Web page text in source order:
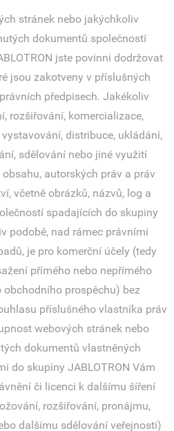
stránek nebo jakýchkoliv
dokumentů společností
jste povinni dodržovat
jsou zakotveny v příslušných
předpisech. Jakékoliv
rozšiřování, komercializace,
distribuce, ukládání,
sdělování nebo jiné využití
autorských práv a práv
včetně obrázků, názvů, log a
spadajících do skupiny
podobě, nad rámec právními
je pro komerční účely (tedy
přímého nebo nepřímého
obchodního prospěchu) bez
příslušného vlastníka práv
webových stránek nebo
dokumentů vlastněných
do skupiny JABLOTRON Vám
či licenci k dalšímu šíření
rozšiřování, pronájmu,
dalšímu sdělování veřejnosti)